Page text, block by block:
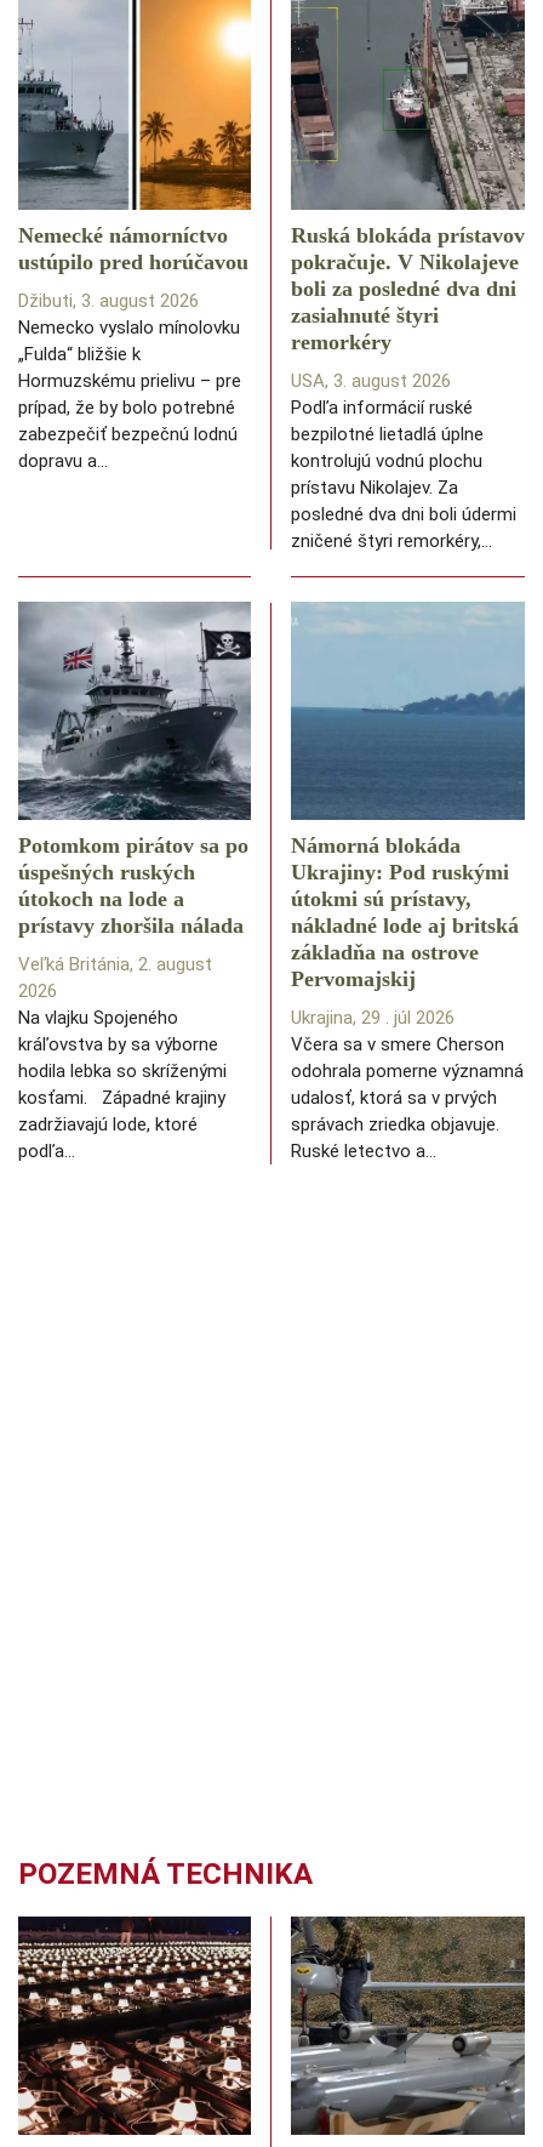
Nemecké námorníctvo
ustúpilo pred horúčavou
Džibuti, 3. august 2026
Nemecko vyslalo mínolovku
„Fulda“ bližšie k
Hormuzskému prielivu – pre
prípad, že by bolo potrebné
zabezpečiť bezpečnú lodnú
dopravu a…
Ruská blokáda prístavov
pokračuje. V Nikolajeve
boli za posledné dva dni
zasiahnuté štyri
remorkéry
USA, 3. august 2026
Podľa informácií ruské
bezpilotné lietadlá úplne
kontrolujú vodnú plochu
prístavu Nikolajev. Za
posledné dva dni boli údermi
zničené štyri remorkéry,…
Potomkom pirátov sa po
úspešných ruských
útokoch na lode a
prístavy zhoršila nálada
Veľká Británia, 2. august
2026
Na vlajku Spojeného
kráľovstva by sa výborne
hodila lebka so skríženými
kosťami. Západné krajiny
zadržiavajú lode, ktoré
podľa…
Námorná blokáda
Ukrajiny: Pod ruskými
útokmi sú prístavy,
nákladné lode aj britská
základňa na ostrove
Pervomajskij
Ukrajina, 29 . júl 2026
Včera sa v smere Cherson
odohrala pomerne významná
udalosť, ktorá sa v prvých
správach zriedka objavuje.
Ruské letectvo a…
POZEMNÁ TECHNIKA